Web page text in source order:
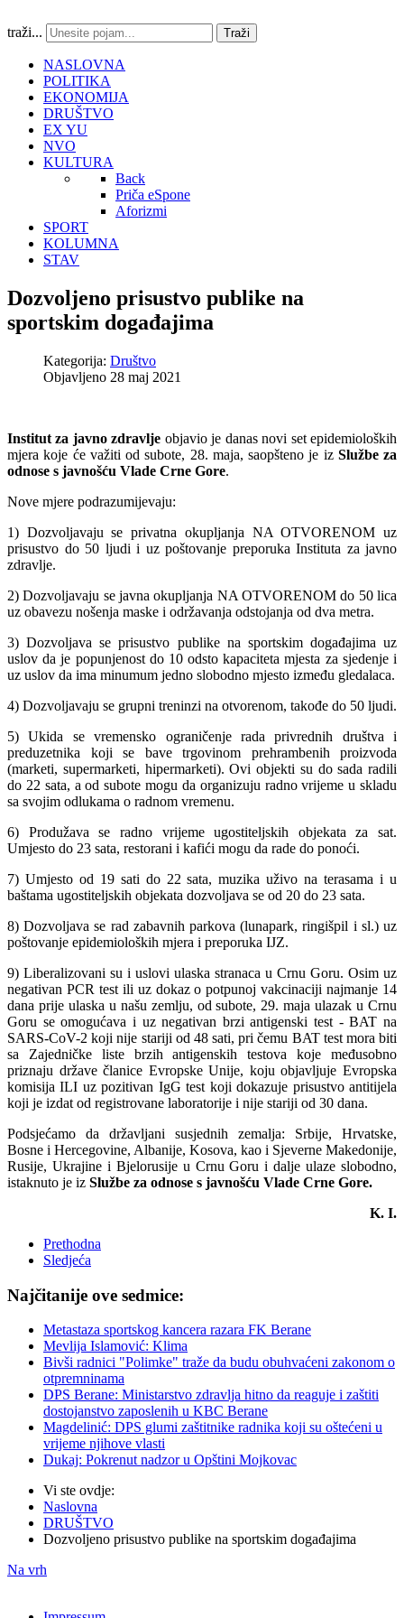
traži... Traži
NASLOVNA
POLITIKA
EKONOMIJA
DRUŠTVO
EX YU
NVO
KULTURA
Back
Priča eSpone
Aforizmi
SPORT
KOLUMNA
STAV
Dozvoljeno prisustvo publike na
sportskim događajima
Kategorija: Društvo
Objavljeno 28 maj 2021
Institut za javno zdravlje objavio je danas novi set epidemioloških
mjera koje će važiti od subote, 28. maja, saopšteno je iz Službe za
odnose s javnošću Vlade Crne Gore.
Nove mjere podrazumijevaju:
1) Dozvoljavaju se privatna okupljanja NA OTVORENOM uz
prisustvo do 50 ljudi i uz poštovanje preporuka Instituta za javno
zdravlje.
2) Dozvoljavaju se javna okupljanja NA OTVORENOM do 50 lica
uz obavezu nošenja maske i održavanja odstojanja od dva metra.
3) Dozvoljava se prisustvo publike na sportskim događajima uz
uslov da je popunjenost do 10 odsto kapaciteta mjesta za sjedenje i
uz uslov da ima minumum jedno slobodno mjesto između gledalaca.
4) Dozvoljavaju se grupni treninzi na otvorenom, takođe do 50 ljudi.
5) Ukida se vremensko ograničenje rada privrednih društva i
preduzetnika koji se bave trgovinom prehrambenih proizvoda
(marketi, supermarketi, hipermarketi). Ovi objekti su do sada radili
do 22 sata, a od subote mogu da organizuju radno vrijeme u skladu
sa svojim odlukama o radnom vremenu.
6) Produžava se radno vrijeme ugostiteljskih objekata za sat.
Umjesto do 23 sata, restorani i kafići mogu da rade do ponoći.
7) Umjesto od 19 sati do 22 sata, muzika uživo na terasama i u
baštama ugostiteljskih objekata dozvoljava se od 20 do 23 sata.
8) Dozvoljava se rad zabavnih parkova (lunapark, ringišpil i sl.) uz
poštovanje epidemioloških mjera i preporuka IJZ.
9) Liberalizovani su i uslovi ulaska stranaca u Crnu Goru. Osim uz
negativan PCR test ili uz dokaz o potpunoj vakcinaciji najmanje 14
dana prije ulaska u našu zemlju, od subote, 29. maja ulazak u Crnu
Goru se omogućava i uz negativan brzi antigenski test - BAT na
SARS-CoV-2 koji nije stariji od 48 sati, pri čemu BAT test mora biti
sa Zajedničke liste brzih antigenskih testova koje međusobno
priznaju države članice Evropske Unije, koju objavljuje Evropska
komisija ILI uz pozitivan IgG test koji dokazuje prisustvo antitijela
koji je izdat od registrovane laboratorije i nije stariji od 30 dana.
Podsjećamo da državljani susjednih zemalja: Srbije, Hrvatske,
Bosne i Hercegovine, Albanije, Kosova, kao i Sjeverne Makedonije,
Rusije, Ukrajine i Bjelorusije u Crnu Goru i dalje ulaze slobodno,
istaknuto je iz Službe za odnose s javnošću Vlade Crne Gore.
K. I.
Prethodna
Sledjeća
Najčitanije ove sedmice:
Metastaza sportskog kancera razara FK Berane
Mevlija Islamović: Klima
Bivši radnici "Polimke" traže da budu obuhvaćeni zakonom o
otpremninama
DPS Berane: Ministarstvo zdravlja hitno da reaguje i zaštiti
dostojanstvo zaposlenih u KBC Berane
Magdelinić: DPS glumi zaštitnike radnika koji su oštećeni u
vrijeme njihove vlasti
Dukaj: Pokrenut nadzor u Opštini Mojkovac
Vi ste ovdje:
Naslovna
DRUŠTVO
Dozvoljeno prisustvo publike na sportskim događajima
Na vrh